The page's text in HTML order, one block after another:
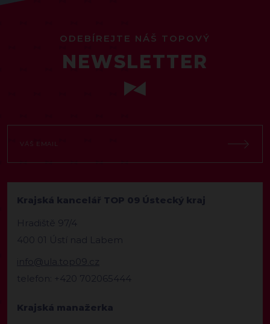
ODEBÍREJTE NÁŠ TOPOVÝ
NEWSLETTER
Krajská kancelář TOP 09 Ústecký kraj
Hradiště 97/4
400 01 Ústí nad Labem
info@ula.top09.cz
telefon: +420 702065444
Krajská manažerka